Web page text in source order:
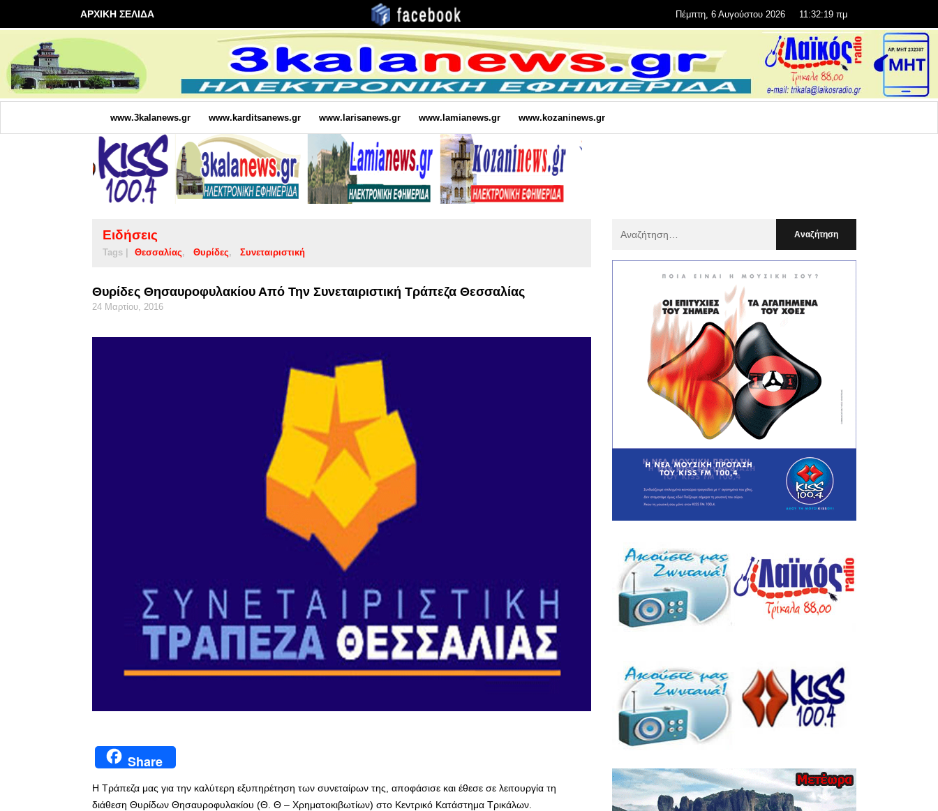
ΑΡΧΙΚΗ ΣΕΛΙΔΑ Πέμπτη, 6 Αυγούστου 2026 11:32:20 πμ
www.3kalanews.gr www.karditsanews.gr www.larisanews.gr www.lamianews.gr www.kozaninews.gr
Ειδήσεις
Tags | Θεσσαλίας Θυρίδες Συνεταιριστική
Θυρίδες Θησαυροφυλακίου Από Την Συνεταιριστική Τράπεζα Θεσσαλίας
24 Μαρτίου, 2016
Share
Η Τράπεζα μας για την καλύτερη εξυπηρέτηση των συνεταίρων της, αποφάσισε και έθεσε σε λειτουργία τη
διάθεση Θυρίδων Θησαυροφυλακίου (Θ. Θ – Χρηματοκιβωτίων) στο Κεντρικό Κατάστημα Τρικάλων.
: